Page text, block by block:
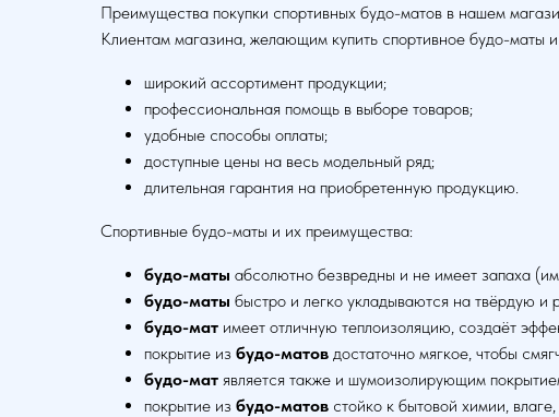
Преимущества покупки спортивных будо-матов в нашем
Клиентам магазина, желающим купить спортивное будо-маты
широкий ассортимент продукции;
профессиональная помощь в выборе товаров;
удобные способы оплаты;
доступные цены на весь модельный ряд;
длительная гарантия на приобретенную продукцию.
Спортивные будо-маты и их преимущества:
будо-маты абсолютно безвредны и не имеет запаха
будо-маты быстро и легко укладываются на твёрдую и
будо-мат имеет отличную теплоизоляцию, создаёт
покрытие из будо-матов достаточно мягкое, чтобы
будо-мат является также и шумоизолирующим
покрытие из будо-матов стойко к бытовой химии,